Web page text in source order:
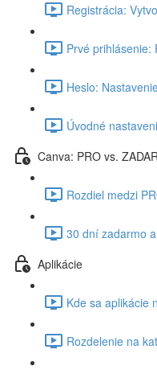
Registrácia:
Prvé prihlásenie:
Heslo:
Úvodné
Canva: PRO vs.
Rozdiel medzi
30 dní zadarmo
Aplikácie
Kde sa aplikácie
Rozdelenie na